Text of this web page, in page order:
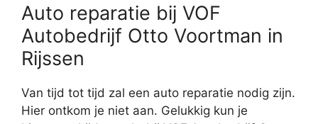
Auto reparatie bij VOF
Autobedrijf Otto Voortman in
Rijssen
Van tijd tot tijd zal een auto reparatie nodig zijn.
Hier ontkom je niet aan. Gelukkig kun je